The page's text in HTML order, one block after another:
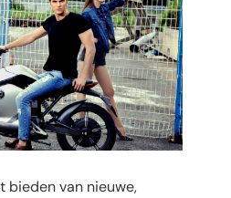
bieden van nieuwe,